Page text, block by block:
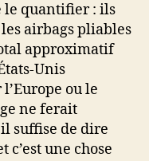
le quantifier : ils
airbags pliables
approximatif
Unis
ou le
ne ferait
suffise de dire
c’est une chose